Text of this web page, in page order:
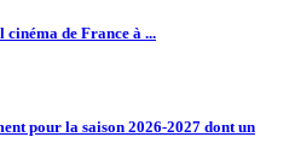
de France à ...
pour la saison 2026-2027 dont un